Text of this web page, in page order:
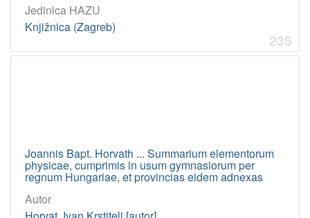
Jedinica HAZU
Knjižnica (Zagreb)
235
Joannis Bapt. Horvath ... Summarium elementorum
physicae, cumprimis in usum gymnasiorum per
regnum Hungariae, et provincias eidem adnexas
Autor